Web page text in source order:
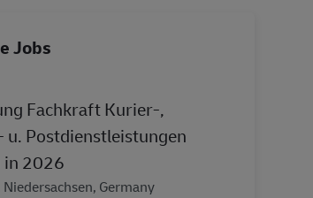
Jobs
Fachkraft Kurier-,
u. Postdienstleistungen
2026
Niedersachsen, Germany